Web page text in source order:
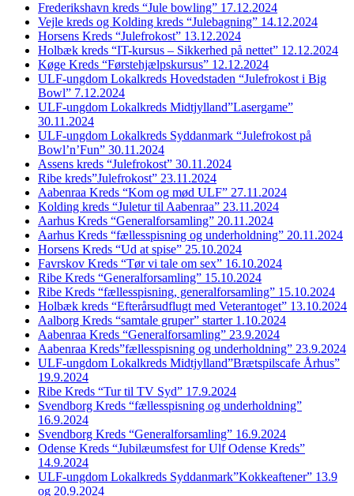
Frederikshavn kreds “Jule bowling” 17.12.2024
Vejle kreds og Kolding kreds “Julebagning” 14.12.2024
Horsens Kreds “Julefrokost” 13.12.2024
Holbæk kreds “IT-kursus – Sikkerhed på nettet” 12.12.2024
Køge Kreds “Førstehjælpskursus” 12.12.2024
ULF-ungdom Lokalkreds Hovedstaden “Julefrokost i Big
Bowl” 7.12.2024
ULF-ungdom Lokalkreds Midtjylland”Lasergame”
30.11.2024
ULF-ungdom Lokalkreds Syddanmark “Julefrokost på
Bowl’n’Fun” 30.11.2024
Assens kreds “Julefrokost” 30.11.2024
Ribe kreds”Julefrokost” 23.11.2024
Aabenraa Kreds “Kom og mød ULF” 27.11.2024
Kolding kreds “Juletur til Aabenraa” 23.11.2024
Aarhus Kreds “Generalforsamling” 20.11.2024
Aarhus Kreds “fællesspisning og underholdning” 20.11.2024
Horsens Kreds “Ud at spise” 25.10.2024
Favrskov Kreds “Tør vi tale om sex” 16.10.2024
Ribe Kreds “Generalforsamling” 15.10.2024
Ribe Kreds “fællesspisning, generalforsamling” 15.10.2024
Holbæk kreds “Efterårsudflugt med Veterantoget” 13.10.2024
Aalborg Kreds “samtale gruper” starter 1.10.2024
Aabenraa Kreds “Generalforsamling” 23.9.2024
Aabenraa Kreds”fællesspisning og underholdning” 23.9.2024
ULF-ungdom Lokalkreds Midtjylland”Brætspilscafe Århus”
19.9.2024
Ribe Kreds “Tur til TV Syd” 17.9.2024
Svendborg Kreds “fællesspisning og underholdning”
16.9.2024
Svendborg Kreds “Generalforsamling” 16.9.2024
Odense Kreds “Jubilæumsfest for Ulf Odense Kreds”
14.9.2024
ULF-ungdom Lokalkreds Syddanmark”Kokkeaftener” 13.9
og 20.9.2024